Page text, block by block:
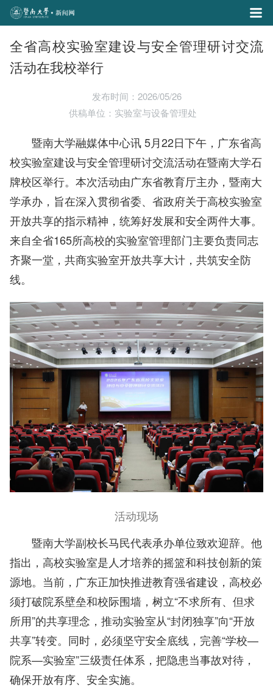
全省高校实验室建设与安全管理研讨交流
活动在我校举行
发布时间：2026/05/26
供稿单位：实验室与设备管理处
暨南大学融媒体中心讯 5月22日下午，广东省高
校实验室建设与安全管理研讨交流活动在暨南大学石
牌校区举行。本次活动由广东省教育厅主办，暨南大
学承办，旨在深入贯彻省委、省政府关于高校实验室
开放共享的指示精神，统筹好发展和安全两件大事。
来自全省165所高校的实验室管理部门主要负责同志
齐聚一堂，共商实验室开放共享大计，共筑安全防
线。
活动现场
暨南大学副校长马民代表承办单位致欢迎辞。他
指出，高校实验室是人才培养的摇篮和科技创新的策
源地。当前，广东正加快推进教育强省建设，高校必
须打破院系壁垒和校际围墙，树立“不求所有、但求
所用”的共享理念，推动实验室从“封闭独享”向“开放
共享”转变。同时，必须坚守安全底线，完善“学校—
院系—实验室”三级责任体系，把隐患当事故对待，
确保开放有序、安全实施。